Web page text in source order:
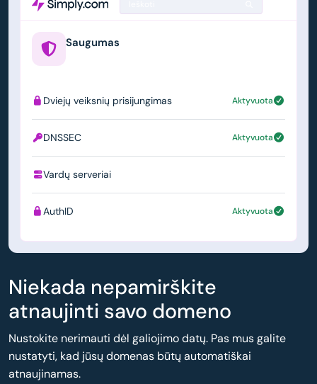
Saugumas
Dviejų veiksnių prisijungimas Aktyvuota
DNSSEC Aktyvuota
Vardų serveriai
AuthID Aktyvuota
Niekada nepamirškite
atnaujinti savo domeno
Nustokite nerimauti dėl galiojimo datų. Pas mus galite
nustatyti, kad jūsų domenas būtų automatiškai
atnaujinamas.